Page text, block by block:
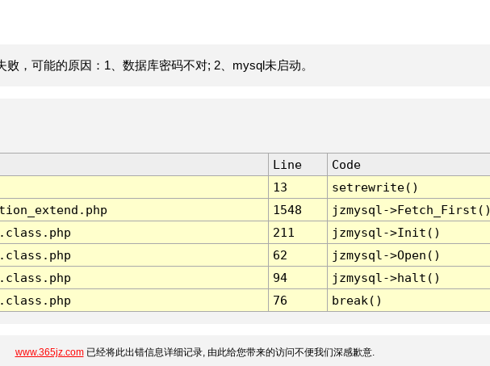
，可能的原因：1、数据库密码不对; 2、mysql未启动。
Line
Code
13
setrewrite()
1548
jzmysql-
211
jzmysql->Init()
62
jzmysql->Open()
94
jzmysql->halt()
76 break()
www.365jz.com已经将此出错信息详细记录, 由此给您带来的访问不便我们深感歉意.